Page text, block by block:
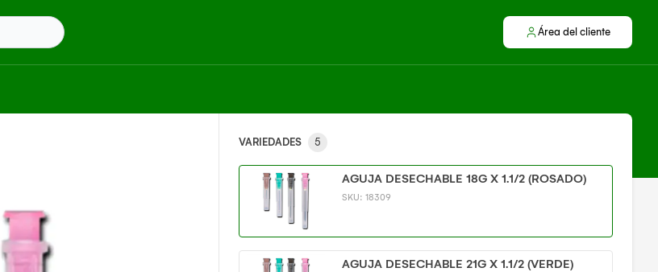
Área del cliente
VARIEDADES 5
AGUJA DESECHABLE 18G X 1.1/2 (ROSADO)
SKU:18309
AGUJA DESECHABLE 21G X 1.1/2 (VERDE)